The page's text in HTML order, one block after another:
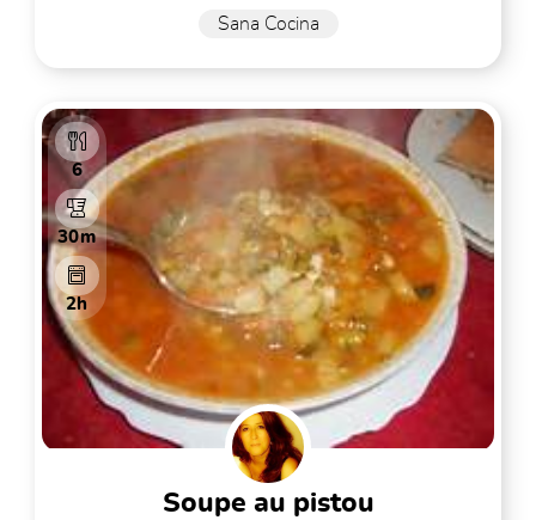
Sana Cocina
6
30m
2h
soupe au pistou